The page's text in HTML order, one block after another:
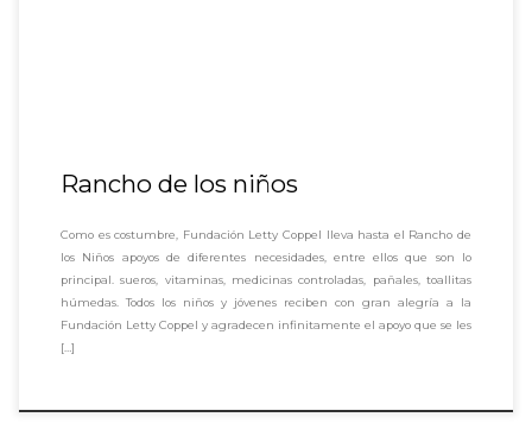
Rancho de los niños
Como es costumbre, Fundación Letty Coppel lleva hasta el Rancho de
los Niños apoyos de diferentes necesidades, entre ellos que son lo
principal. sueros, vitaminas, medicinas controladas, pañales, toallitas
húmedas. Todos los niños y jóvenes reciben con gran alegría a la
Fundación Letty Coppel y agradecen infinitamente el apoyo que se les
[…]